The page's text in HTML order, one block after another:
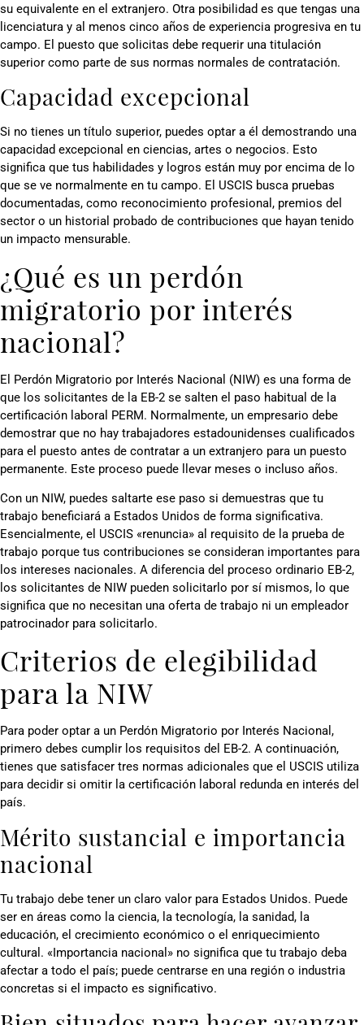
su equivalente en el extranjero. Otra posibilidad es que tengas una
licenciatura y al menos cinco años de experiencia progresiva en tu
campo. El puesto que solicitas debe requerir una titulación
superior como parte de sus normas normales de contratación.
Capacidad excepcional
Si no tienes un título superior, puedes optar a él demostrando una
capacidad excepcional en ciencias, artes o negocios. Esto
significa que tus habilidades y logros están muy por encima de lo
que se ve normalmente en tu campo. El USCIS busca pruebas
documentadas, como reconocimiento profesional, premios del
sector o un historial probado de contribuciones que hayan tenido
un impacto mensurable.
¿Qué es un perdón
migratorio por interés
nacional?
El Perdón Migratorio por Interés Nacional (NIW) es una forma de
que los solicitantes de la EB-2 se salten el paso habitual de la
certificación laboral PERM. Normalmente, un empresario debe
demostrar que no hay trabajadores estadounidenses cualificados
para el puesto antes de contratar a un extranjero para un puesto
permanente. Este proceso puede llevar meses o incluso años.
Con un NIW, puedes saltarte ese paso si demuestras que tu
trabajo beneficiará a Estados Unidos de forma significativa.
Esencialmente, el USCIS «renuncia» al requisito de la prueba de
trabajo porque tus contribuciones se consideran importantes para
los intereses nacionales. A diferencia del proceso ordinario EB-2,
los solicitantes de NIW pueden solicitarlo por sí mismos, lo que
significa que no necesitan una oferta de trabajo ni un empleador
patrocinador para solicitarlo.
Criterios de elegibilidad
para la NIW
Para poder optar a un Perdón Migratorio por Interés Nacional,
primero debes cumplir los requisitos del EB-2. A continuación,
tienes que satisfacer tres normas adicionales que el USCIS utiliza
para decidir si omitir la certificación laboral redunda en interés del
país.
Mérito sustancial e importancia
nacional
Tu trabajo debe tener un claro valor para Estados Unidos. Puede
ser en áreas como la ciencia, la tecnología, la sanidad, la
educación, el crecimiento económico o el enriquecimiento
cultural. «Importancia nacional» no significa que tu trabajo deba
afectar a todo el país; puede centrarse en una región o industria
concretas si el impacto es significativo.